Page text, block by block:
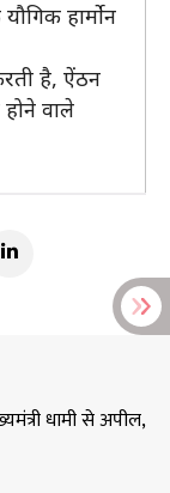
हार्मोन
है, ऐंठन
वाले
धामी से अपील,